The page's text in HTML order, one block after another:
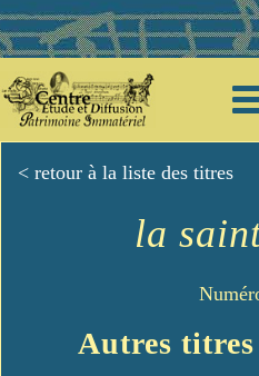
< retour à la liste des titres
la
Autres